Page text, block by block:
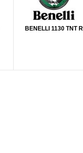
BENELLI 1130 TNT R